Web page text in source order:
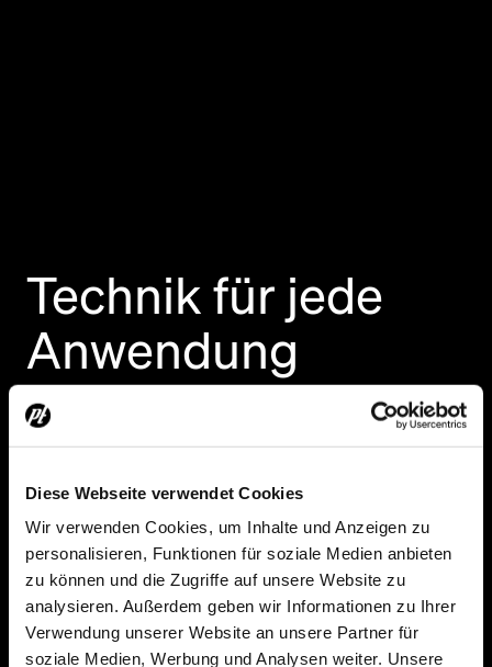
Diese Webseite verwendet Cookies
Wir verwenden Cookies, um Inhalte und Anzeigen zu
personalisieren, Funktionen für soziale Medien anbieten
zu können und die Zugriffe auf unsere Website zu
analysieren. Außerdem geben wir Informationen zu Ihrer
Verwendung unserer Website an unsere Partner für
soziale Medien, Werbung und Analysen weiter. Unsere
Technik für jede
Anwendung
Lichttechnik
BeiPROTONEShabt ihr Zugang zu
modernster Lichttechnik, die nicht nur